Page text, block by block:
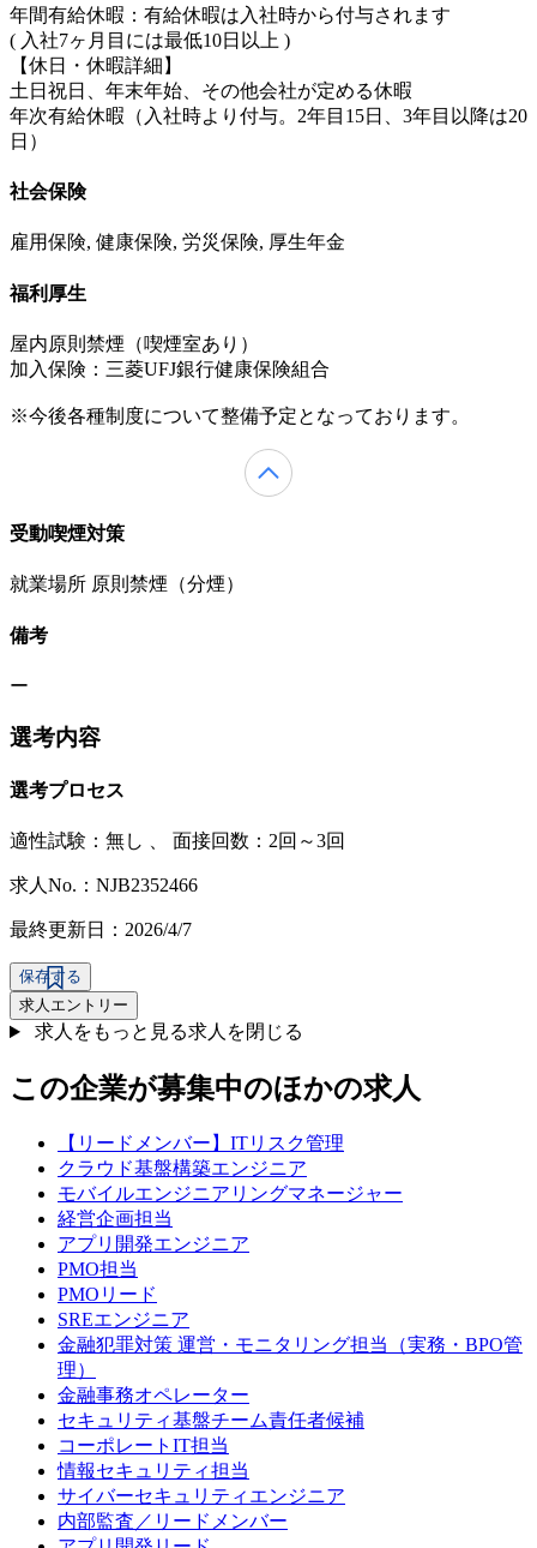
年間有給休暇：有給休暇は入社時から付与されます
( 入社7ヶ月目には最低10日以上 )
【休日・休暇詳細】
土日祝日、年末年始、その他会社が定める休暇
年次有給休暇（入社時より付与。2年目15日、3年目以降は20
日）
社会保険
雇用保険, 健康保険, 労災保険, 厚生年金
福利厚生
屋内原則禁煙（喫煙室あり）
加入保険：三菱UFJ銀行健康保険組合
※今後各種制度について整備予定となっております。
受動喫煙対策
就業場所 原則禁煙（分煙）
備考
ー
選考内容
選考プロセス
適性試験： 無し 面接回数：2回～3回
求人No.：NJB2352466
最終更新日：2026/4/7
保存する
求人エントリー
求人をもっと見る求人を閉じる
この企業が募集中のほかの求人
【リードメンバー】ITリスク管理
クラウド基盤構築エンジニア
モバイルエンジニアリングマネージャー
経営企画担当
アプリ開発エンジニア
PMO担当
PMOリード
SREエンジニア
金融犯罪対策 運営・モニタリング担当（実務・BPO管
理）
金融事務オペレーター
セキュリティ基盤チーム責任者候補
コーポレートIT担当
情報セキュリティ担当
サイバーセキュリティエンジニア
内部監査／リードメンバー